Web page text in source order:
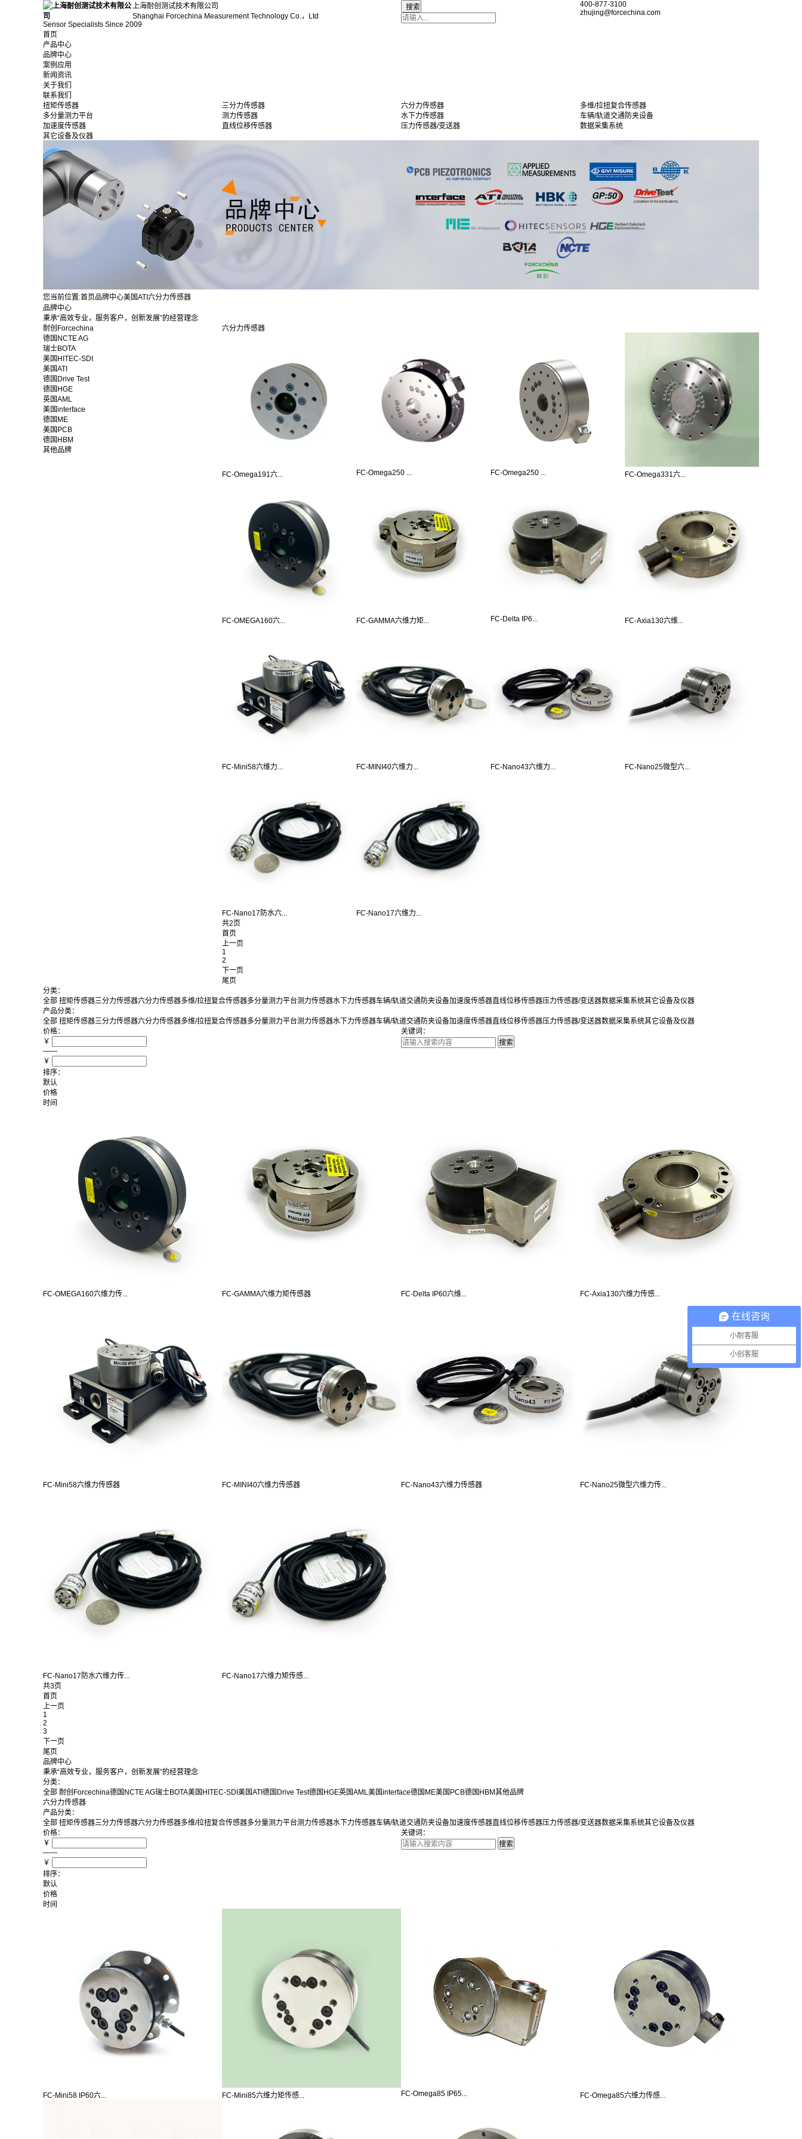
上海耐创测试技术有限公司
Shanghai Forcechina Measurement Technology Co.，Ltd
Sensor Specialists Since 2009
400-877-3100
zhujing@forcechina.com
首页
产品中心
品牌中心
案例应用
新闻资讯
关于我们
联系我们
扭矩传感器
三分力传感器 六分力传感器
多维/拉扭复合传感器
多分量测力平台
测力传感器 水下力传感器
车辆/轨道交通防夹设备
加速度传感器
直线位移传感器 压力传感器/变送器
数据采集系统
其它设备及仪器
您当前位置:首页品牌中心美国ATI 六分力传感器
品牌中心
秉承“高效专业，服务客户，创新发展”的经营理念
耐创Forcechina
德国NCTE AG
瑞士BOTA
美国HITEC-SDI
美国ATI
德国Drive Test
德国HGE
英国AML
美国interface
德国ME
美国PCB
德国HBM
其他品牌
六分力传感器
FC-Omega191六... FC-Omega250 ... FC-Omega250 ... FC-Omega331六...
FC-OMEGA160六... FC-GAMMA六维力矩... FC-Delta IP6... FC-Axia130六维...
FC-Mini58六维力... FC-MINI40六维力... FC-Nano43六维力... FC-Nano25微型六...
FC-Nano17防水六...
FC-Nano17六维力...
共2页
首页
上一页
1
2
下一页
尾页
分类：
全部 扭矩传感器三分力传感器六分力传感器多维/拉扭复合传感器多分量测力平台测力传感器水下力传感器车辆/轨道交通防夹设备加速度传感器直线位移传感器压力传感器/变送器数据采集系统其它设备及仪器
产品分类：
全部 扭矩传感器三分力传感器六分力传感器多维/拉扭复合传感器多分量测力平台测力传感器水下力传感器车辆/轨道交通防夹设备加速度传感器直线位移传感器压力传感器/变送器数据采集系统其它设备及仪器
价格：
￥
——
￥
关键词：
排序：
默认
价格
时间
FC-OMEGA160六维力传... FC-GAMMA六维力矩传感器 FC-Delta IP60六维... FC-Axia130六维力传感...
FC-Mini58六维力传感器 FC-MINI40六维力传感器 FC-Nano43六维力传感器 FC-Nano25微型六维力传...
FC-Nano17防水六维力传...
FC-Nano17六维力矩传感...
共3页
首页
上一页
1
2
3
下一页
尾页
品牌中心
秉承“高效专业，服务客户，创新发展”的经营理念
分类：
全部 耐创Forcechina德国NCTE AG瑞士BOTA美国HITEC-SDI 美国ATI 德国Drive Test德国HGE英国AML美国interface德国ME美国PCB德国HBM其他品牌
六分力传感器
产品分类：
全部 扭矩传感器三分力传感器六分力传感器多维/拉扭复合传感器多分量测力平台测力传感器水下力传感器车辆/轨道交通防夹设备加速度传感器直线位移传感器压力传感器/变送器数据采集系统其它设备及仪器
价格：
￥
——
￥
关键词：
排序：
默认
价格
时间
FC-Mini58 IP60六... FC-Mini85六维力矩传感... FC-Omega85 IP65... FC-Omega85六维力传感...
在线咨询
小耐客服
小创客服